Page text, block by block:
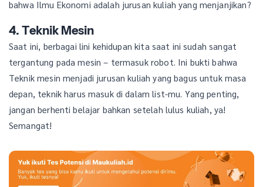
bahwa Ilmu Ekonomi adalah jurusan kuliah yang menjanjikan?
4. Teknik Mesin
Saat ini, berbagai lini kehidupan kita saat ini sudah sangat
tergantung pada mesin – termasuk robot. Ini bukti bahwa
Teknik mesin menjadi jurusan kuliah yang bagus untuk masa
depan, teknik harus masuk di dalam list-mu. Yang penting,
jangan berhenti belajar bahkan setelah lulus kuliah, ya!
Semangat!